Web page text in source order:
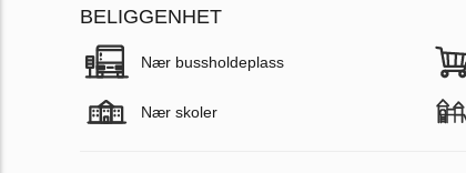
BELIGGENHET
Nær bussholdeplass
Nær skoler